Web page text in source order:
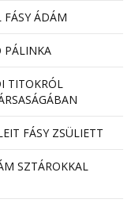
FÁSY ÁDÁM
PÁLINKA
TITOKRÓL
FÁSY ZSÜLIETT
SZTÁROKKAL